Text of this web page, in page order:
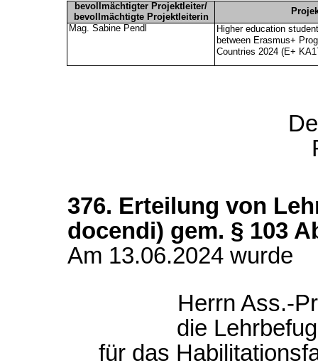
bevollmächtigter Projektleiter/
bevollmächtigte Projektleiterin
Mag. Sabine Pendl
Higher education
between Erasmus+
Countries 2024 (E+
376. Erteilung von
docendi) gem. § 103
Am 13.06.2024 wurde
Herrn Ass.-
die
für das